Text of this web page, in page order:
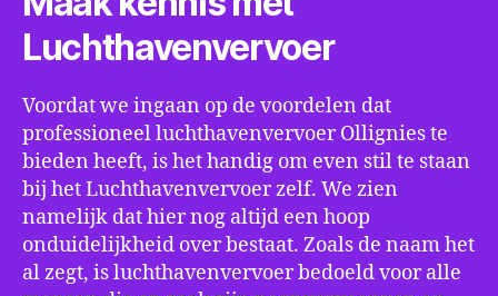
Luchthavenvervoer
Voordat we ingaan op de voordelen dat
professioneel luchthavenvervoer Ollignies te
bieden heeft, is het handig om even stil te staan
bij het Luchthavenvervoer zelf. We zien
namelijk dat hier nog altijd een hoop
onduidelijkheid over bestaat. Zoals de naam het
al zegt, is luchthavenvervoer bedoeld voor alle